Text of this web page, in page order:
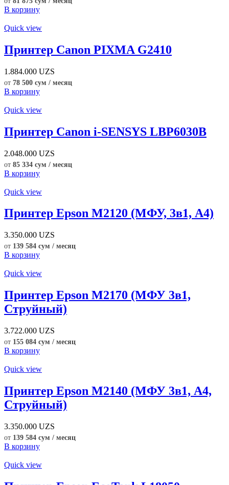
В корзину
Quick view
Принтер Canon PIXMA G2410
1.884.000 UZS
от 78 500 сум / месяц
В корзину
Quick view
Принтер Canon i-SENSYS LBP6030B
2.048.000 UZS
от 85 334 сум / месяц
В корзину
Quick view
Принтер Epson M2120 (МФУ, 3в1, А4)
3.350.000 UZS
от 139 584 сум / месяц
В корзину
Quick view
Принтер Epson M2170 (МФУ 3в1,
Струйный)
3.722.000 UZS
от 155 084 сум / месяц
В корзину
Quick view
Принтер Epson M2140 (МФУ 3в1, А4,
Струйный)
3.350.000 UZS
от 139 584 сум / месяц
В корзину
Quick view